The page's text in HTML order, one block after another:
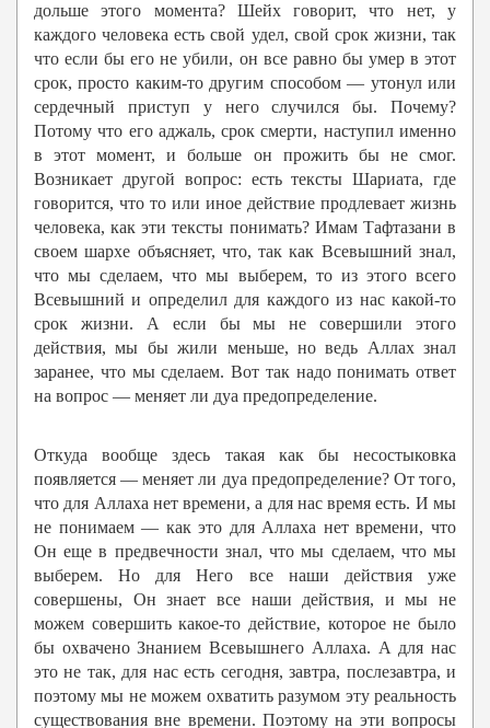
дольше этого момента? Шейх говорит, что нет, у
каждого человека есть свой удел, свой срок жизни, так
что если бы его не убили, он все равно бы умер в этот
срок, просто каким-то другим способом — утонул или
сердечный приступ у него случился бы. Почему?
Потому что его аджаль, срок смерти, наступил именно
в этот момент, и больше он прожить бы не смог.
Возникает другой вопрос: есть тексты Шариата, где
говорится, что то или иное действие продлевает жизнь
человека, как эти тексты понимать? Имам Тафтазани в
своем шархе объясняет, что, так как Всевышний знал,
что мы сделаем, что мы выберем, то из этого всего
Всевышний и определил для каждого из нас какой-то
срок жизни. А если бы мы не совершили этого
действия, мы бы жили меньше, но ведь Аллах знал
заранее, что мы сделаем. Вот так надо понимать ответ
на вопрос — меняет ли дуа предопределение.
Откуда вообще здесь такая как бы несостыковка
появляется — меняет ли дуа предопределение? От того,
что для Аллаха нет времени, а для нас время есть. И мы
не понимаем — как это для Аллаха нет времени, что
Он еще в предвечности знал, что мы сделаем, что мы
выберем. Но для Него все наши действия уже
совершены, Он знает все наши действия, и мы не
можем совершить какое-то действие, которое не было
бы охвачено Знанием Всевышнего Аллаха. А для нас
это не так, для нас есть сегодня, завтра, послезавтра, и
поэтому мы не можем охватить разумом эту реальность
существования вне времени. Поэтому на эти вопросы